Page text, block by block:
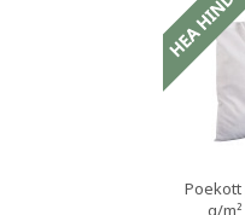
Poekott
g/